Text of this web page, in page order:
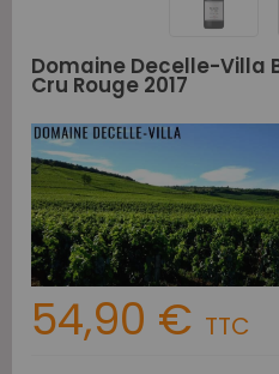
Domaine Decelle-Villa
Cru Rouge 2017
54,90 € TTC